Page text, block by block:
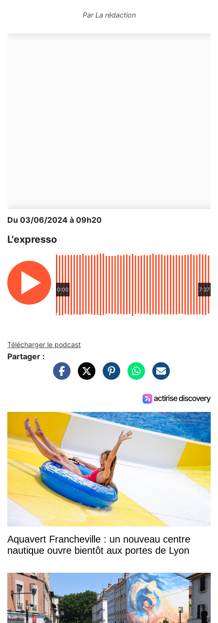
ParLa rédaction
Du 03/06/2024 à 09h20
L'expresso
0:00 7:37
Télécharger le podcast
Partager :
Aquavert Francheville : un nouveau centre
nautique ouvre bientôt aux portes de Lyon